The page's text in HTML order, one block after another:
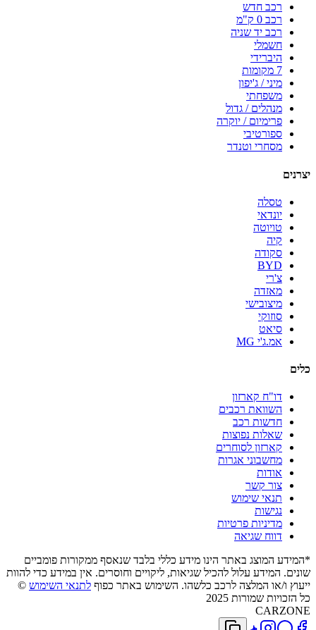
רכב חדש
רכב 0 ק"מ
רכב יד שניה
חשמלי
היברידי
7 מקומות
מיני / ג'יפון
משפחתי
מנהלים / גדול
פרימיום / יוקרה
ספורטיבי
מסחרי וטנדר
יצרנים
טסלה
יונדאי
טויוטה
קיה
סקודה
BYD
צ'רי
מאזדה
מיצובישי
סוזוקי
סיאט
אמ.ג'י MG
כלים
דו"ח קארזון
השוואת רכבים
חדשות רכב
שאלות נפוצות
קארזון לסוחרים
מחשבוני אגרות
אודות
צור קשר
תנאי שימוש
נגישות
מדיניות פרטיות
דווח שגיאה
*המידע המוצג באתר הינו מידע כללי בלבד שנאסף ממקורות פומביים
שונים. המידע עלול להכיל שגיאות, ליקויים וחוסרים. אין במידע כדי להוות
ייעוץ ו/או המלצה לרכב כלשהו. השימוש באתר כפוף לתנאי השימוש ©
כל הזכויות שמורות 2025
CARZONE